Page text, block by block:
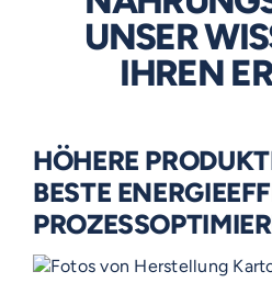
UNSER
IHREN
HÖHERE
BESTE